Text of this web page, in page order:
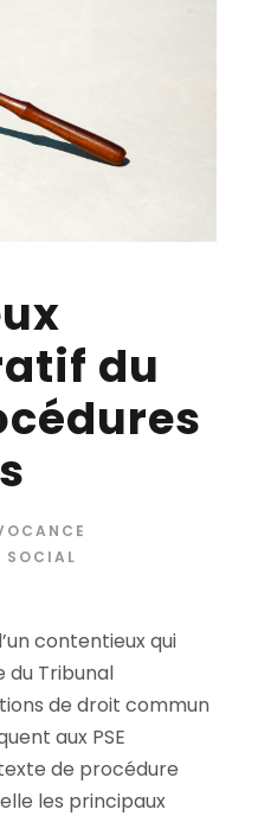
du
SOCIAL
contentieux qui
du Tribunal
de droit commun
aux PSE
de procédure
les principaux